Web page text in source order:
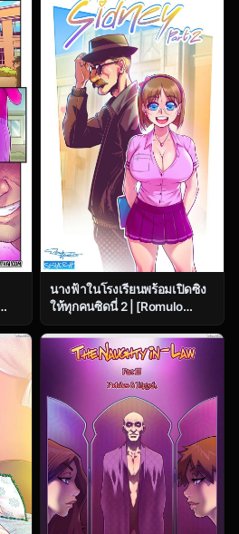
นางฟ้าในโรงเรียนพร้อมเปิดซิง
ให้ทุกคนซิดนี่ 2 | [Romulo
Melkor Mancin] Sidney –
Issue 2